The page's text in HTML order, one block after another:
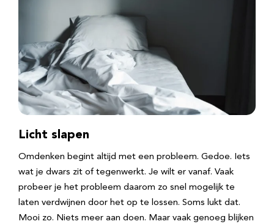
Licht slapen
Omdenken begint altijd met een probleem. Gedoe. Iets
wat je dwars zit of tegenwerkt. Je wilt er vanaf. Vaak
probeer je het probleem daarom zo snel mogelijk te
laten verdwijnen door het op te lossen. Soms lukt dat.
Mooi zo. Niets meer aan doen. Maar vaak genoeg blijken